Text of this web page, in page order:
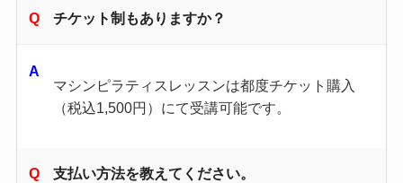
チケット制もありますか？
マシンピラティスレッスンは都度チケット購入
（税込1,500円）にて受講可能です。
支払い方法を教えてください。